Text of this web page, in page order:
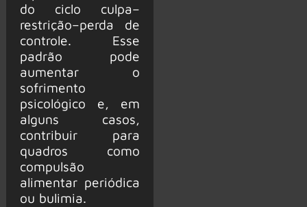
do ciclo culpa–
restrição–perda de
controle. Esse
padrão pode
aumentar o
sofrimento
psicológico e, em
alguns casos,
contribuir para
quadros como
compulsão
alimentar periódica
ou bulimia.